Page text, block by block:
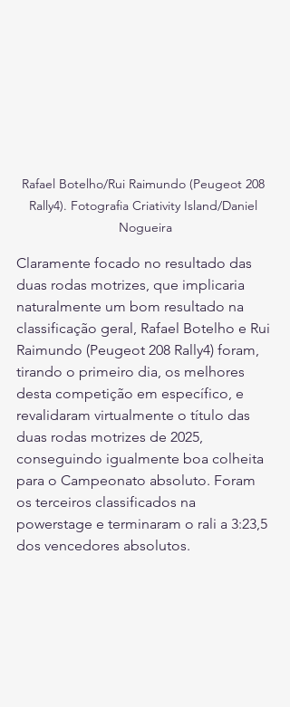
Rafael Botelho/Rui Raimundo (Peugeot 208
Rally4). Fotografia Criativity Island/Daniel
Nogueira
Claramente focado no resultado das
duas rodas motrizes, que implicaria
naturalmente um bom resultado na
classificação geral, Rafael Botelho e Rui
Raimundo (Peugeot 208 Rally4) foram,
tirando o primeiro dia, os melhores
desta competição em específico, e
revalidaram virtualmente o título das
duas rodas motrizes de 2025,
conseguindo igualmente boa colheita
para o Campeonato absoluto. Foram
os terceiros classificados na
powerstage e terminaram o rali a 3:23,5
dos vencedores absolutos.